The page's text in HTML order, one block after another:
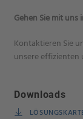
Gehen Sie mit
Kontaktieren Sie
unsere effizienten
Downloads